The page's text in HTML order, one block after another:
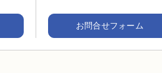
お問合せフォーム